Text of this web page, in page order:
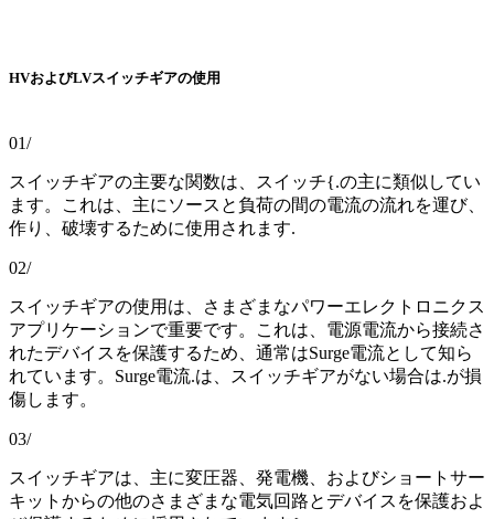
HVおよびLVスイッチギアの使用
01/
スイッチギアの主要な関数は、スイッチ{.の主に類似してい
ます。これは、主にソースと負荷の間の電流の流れを運び、
作り、破壊するために使用されます.
02/
スイッチギアの使用は、さまざまなパワーエレクトロニクス
アプリケーションで重要です。これは、電源電流から接続さ
れたデバイスを保護するため、通常はSurge電流として知ら
れています。Surge電流.は、スイッチギアがない場合は.が損
傷します。
03/
スイッチギアは、主に変圧器、発電機、およびショートサー
キットからの他のさまざまな電気回路とデバイスを保護およ